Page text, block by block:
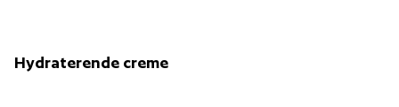
Hydraterende creme